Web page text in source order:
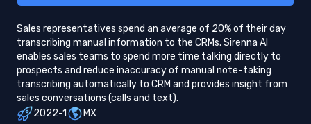
2022-1 MX
Sales representatives spend an average of 20% of their day
transcribing manual information to the CRMs. Sirenna AI
enables sales teams to spend more time talking directly to
prospects and reduce inaccuracy of manual note-taking
transcribing automatically to CRM and provides insight from
sales conversations (calls and text).